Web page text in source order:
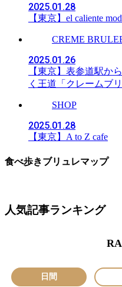
2025.01.28
【東京】el caliente
CREME
2025.01.26
【東京】表参道駅か
く王道「クレームブリ
SHOP
2025.01.28
【東京】A to Z cafe
食べ歩きブリュレマップ
人気記事ランキング
日間